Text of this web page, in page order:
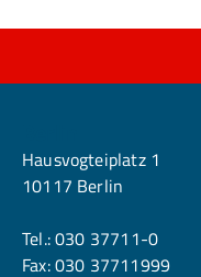
Hausvogteiplatz 1
10117 Berlin
Tel.:030 37711-0
Fax: 030 37711999